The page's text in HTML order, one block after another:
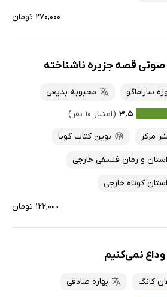
۲۷۰,۰۰۰ تومان
قصه جزیره ناشناخته
ساراماگو
محبوبه بدیعی
۳.۵ (امتیاز ۱۰ نفر)
مرکز
نوین کتاب گویا
و رمان فلسفی خارجی
کوتاه خارجی
۱۲۲,۰۰۰ تومان
نمی‌کنیم
کانگ
بهاره صادقی